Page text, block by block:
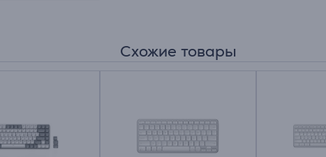
Схожие товары